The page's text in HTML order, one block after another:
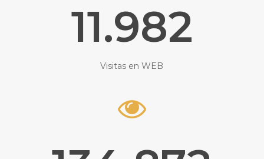
11.982
Visitas en WEB